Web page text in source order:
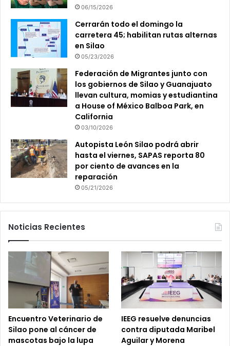
06/15/2026
Cerrarán todo el domingo la
carretera 45; habilitan rutas alternas
en Silao
05/23/2026
Federación de Migrantes junto con
los gobiernos de Silao y Guanajuato
llevan cultura, momias y estudiantina
a House of México Balboa Park, en
California
03/10/2026
Autopista León Silao podrá abrir
hasta el viernes, SAPAS reporta 80
por ciento de avances en la
reparación
05/21/2026
Noticias Recientes
Encuentro Veterinario de
Silao pone al cáncer de
mascotas bajo la lupa
IEEG resuelve denuncias
contra diputada Maribel
Aguilar y Morena